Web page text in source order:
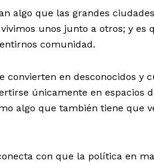
algo que las grandes
unos junto a otros; y es
comunidad.
convierten en desconocidos y
únicamente en espacios
algo que también tiene que
con que la política en